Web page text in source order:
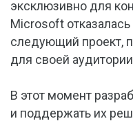
эксклюзивно для
Microsoft
следующий проект,
для своей
В этот момент
и поддержать их